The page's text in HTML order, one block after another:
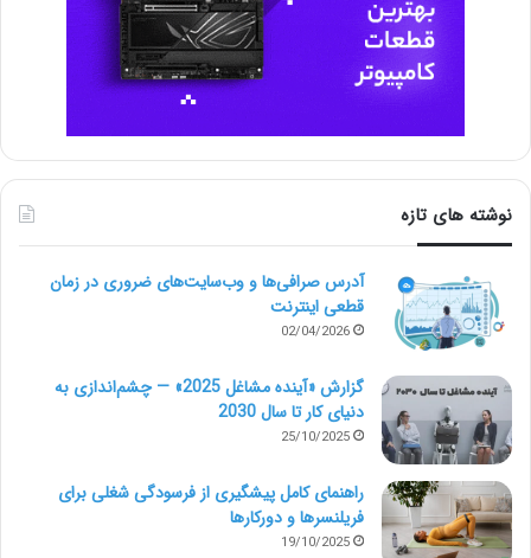
نوشته های تازه
آدرس صرافی‌ها و وب‌سایت‌های ضروری در زمان
قطعی اینترنت
02/04/2026
گزارش «آینده مشاغل 2025» — چشم‌اندازی به
دنیای کار تا سال 2030
25/10/2025
راهنمای کامل پیشگیری از فرسودگی شغلی برای
فریلنسرها و دورکارها
19/10/2025